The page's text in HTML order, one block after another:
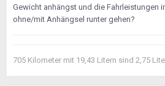
Gewicht anhängst und die Fahrleistungen
ohne/mit Anhängsel runter gehen?
705 Kilometer mit 19,43 Litern sind 2,75